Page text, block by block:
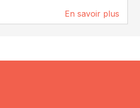
En savoir plus